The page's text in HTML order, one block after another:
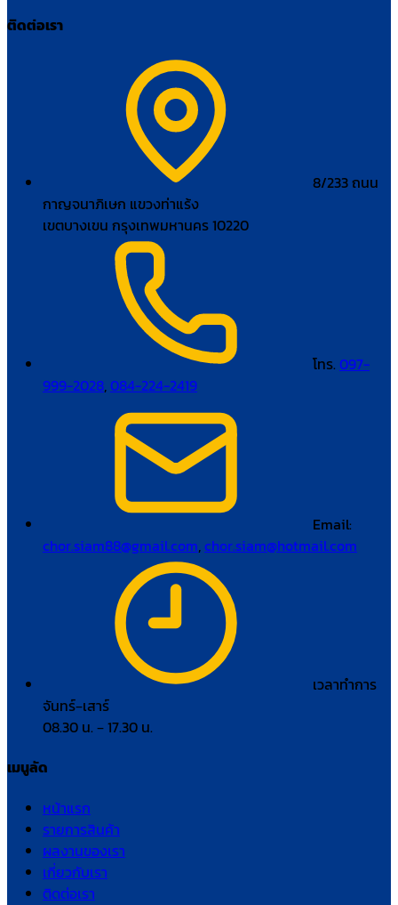
ติดต่อเรา
8/233 ถนน
กาญจนาภิเษก แขวงท่าแร้ง
เขตบางเขน กรุงเทพมหานคร 10220
โทร. 097-
999-2028,084-224-2419
Email:
chor.siam88@gmail.com,chor.siam@hotmail.com
เวลาทำการ
จันทร์–เสาร์
08.30 น. – 17.30 น.
เมนูลัด
หน้าแรก
รายการสินค้า
ผลงานของเรา
เกี่ยวกับเรา
ติดต่อเรา